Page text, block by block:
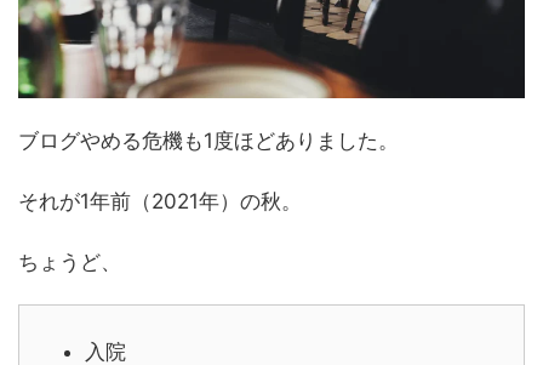
ブログやめる危機も1度ほどありました。
それが1年前（2021年）の秋。
ちょうど、
入院